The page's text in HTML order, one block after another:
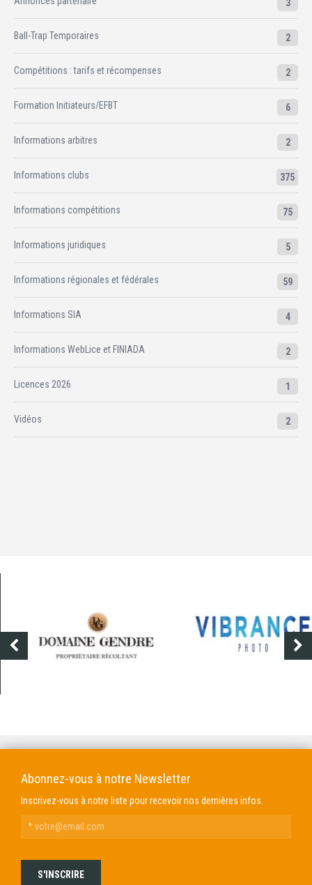
3
Ball-Trap Temporaires 2
Compétitions : tarifs et récompenses 2
Formation Initiateurs/EFBT 6
Informations arbitres 2
Informations clubs 375
Informations compétitions 75
Informations juridiques 5
Informations régionales et fédérales 59
Informations SIA 4
Informations WebLice et FINIADA 2
Licences 2026 1
Vidéos 2
Abonnez-vous à notre Newsletter
Inscrivez-vous à notre liste pour recevoir nos dernières infos.